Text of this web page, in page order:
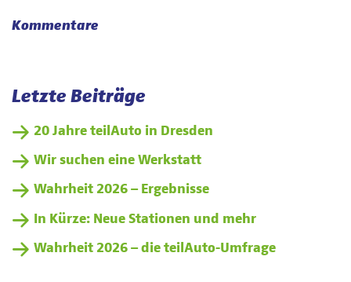
Kommentare
Letzte Beiträge
20 Jahre teilAuto in Dresden
Wir suchen eine Werkstatt
Wahrheit 2026 – Ergebnisse
In Kürze: Neue Stationen und mehr
Wahrheit 2026 – die teilAuto-Umfrage